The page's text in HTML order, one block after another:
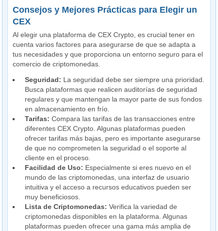
Consejos y Mejores Prácticas para Elegir un
CEX
Al elegir una plataforma de CEX Crypto, es crucial tener en
cuenta varios factores para asegurarse de que se adapta a
tus necesidades y que proporciona un entorno seguro para el
comercio de criptomonedas.
Seguridad: La seguridad debe ser siempre una prioridad.
Busca plataformas que realicen auditorías de seguridad
regulares y que mantengan la mayor parte de sus fondos
en almacenamiento en frío.
Tarifas: Compara las tarifas de las transacciones entre
diferentes CEX Crypto. Algunas plataformas pueden
ofrecer tarifas más bajas, pero es importante asegurarse
de que no comprometen la seguridad o el soporte al
cliente en el proceso.
Facilidad de Uso: Especialmente si eres nuevo en el
mundo de las criptomonedas, una interfaz de usuario
intuitiva y el acceso a recursos educativos pueden ser
muy beneficiosos.
Lista de Criptomonedas: Verifica la variedad de
criptomonedas disponibles en la plataforma. Algunas
plataformas pueden ofrecer una gama más amplia de